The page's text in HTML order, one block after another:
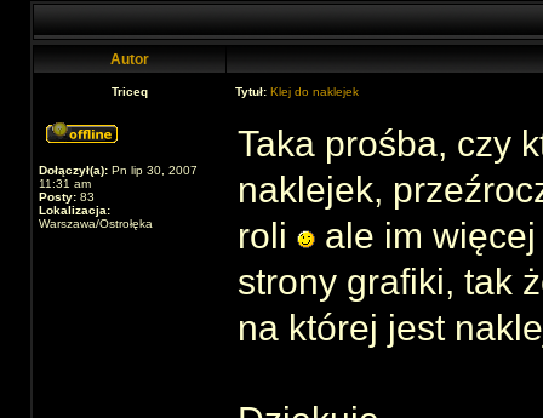
Autor
Triceq Tytuł: Klej do naklejek
Dołączył(a): Pn lip 30, 2007
11:31 am
Posty: 83
Lokalizacja:
Warszawa/Ostrołęka
Taka prośba, czy
naklejek,
roli
ale im
strony grafiki, tak
na której jest